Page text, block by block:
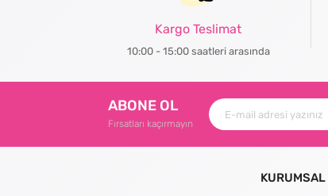
Kargo Teslimat
10:00 - 15:00 saatleri arasında
ABONE OL
Fırsatları kaçırmayın
KURUMSAL